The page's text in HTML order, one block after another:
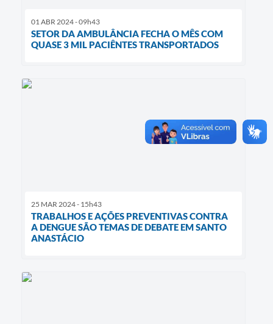
01 ABR 2024 - 09h43
SETOR DA AMBULÂNCIA FECHA O MÊS COM
QUASE 3 MIL PACIÊNTES TRANSPORTADOS
25 MAR 2024 - 15h43
TRABALHOS E AÇÕES PREVENTIVAS CONTRA
A DENGUE SÃO TEMAS DE DEBATE EM SANTO
ANASTÁCIO